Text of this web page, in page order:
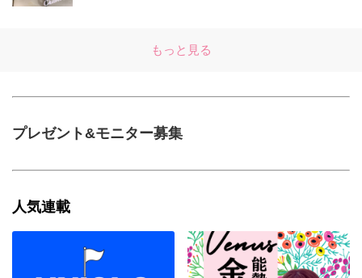
もっと見る
プレゼント&モニター募集
人気連載